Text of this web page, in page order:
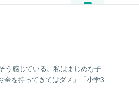
う感じている。私はまじめな子
金を持ってきてはダメ」「小学3